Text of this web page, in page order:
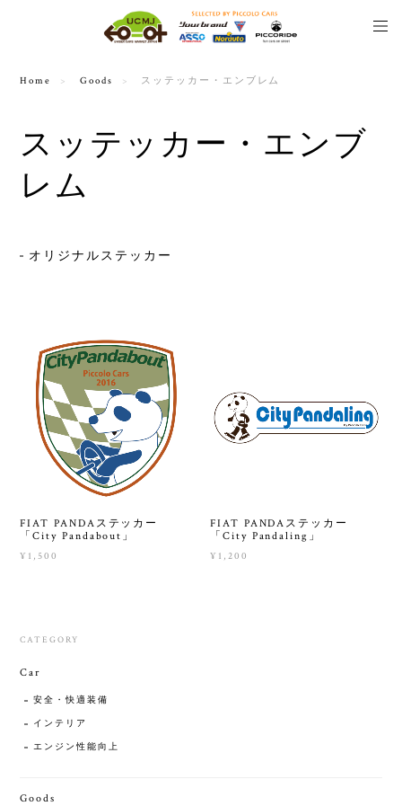
Home Goods スッテッカー・エンブレム
スッテッカー・エンブ
レム
オリジナルステッカー
FIAT PANDAステッカー
「City Pandabout」
¥1,500
FIAT PANDAステッカー
「City Pandaling」
¥1,200
CATEGORY
Car
安全・快適装備
インテリア
エンジン性能向上
Goods